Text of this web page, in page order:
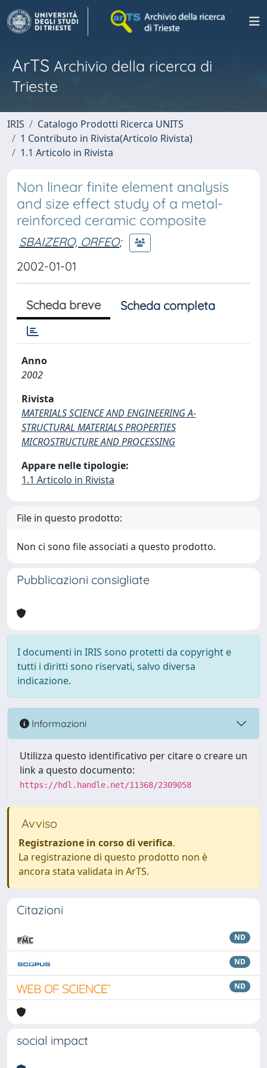
ArTS Archivio della ricerca di
Trieste
IRIS
Catalogo Prodotti Ricerca UNITS
1 Contributo in Rivista(Articolo Rivista)
1.1 Articolo in Rivista
Non linear finite element analysis
and size effect study of a metal-
reinforced ceramic composite
SBAIZERO, ORFEO;
2002-01-01
Scheda breve Scheda completa
Anno
2002
Rivista
MATERIALS SCIENCE AND ENGINEERING A-
STRUCTURAL MATERIALS PROPERTIES
MICROSTRUCTURE AND PROCESSING
Appare nelle tipologie:
1.1 Articolo in Rivista
File in questo prodotto:
Non ci sono file associati a questo prodotto.
Pubblicazioni consigliate
I documenti in IRIS sono protetti da copyright e
tutti i diritti sono riservati, salvo diversa
indicazione.
Informazioni
Utilizza questo identificativo per citare o creare un
link a questo documento:
https://hdl.handle.net/11368/2309058
Avviso
Registrazione in corso di verifica.
La registrazione di questo prodotto non è
ancora stata validata in ArTS.
Citazioni
ND
ND
ND
social impact